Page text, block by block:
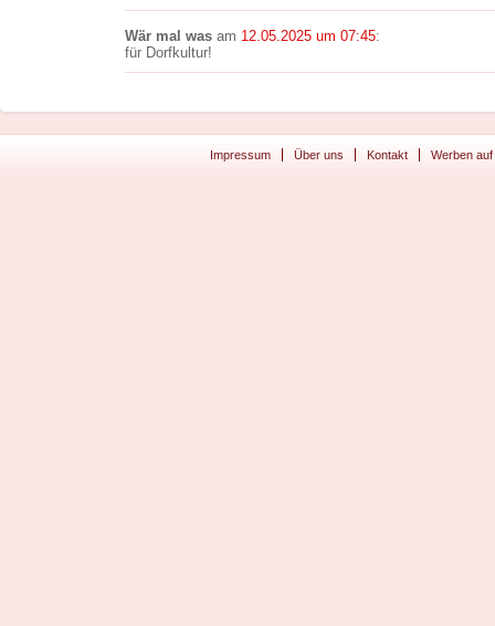
Wär mal was am 12.05.2025 um 07:45:
für Dorfkultur!
Impressum Über uns Kontakt Werben